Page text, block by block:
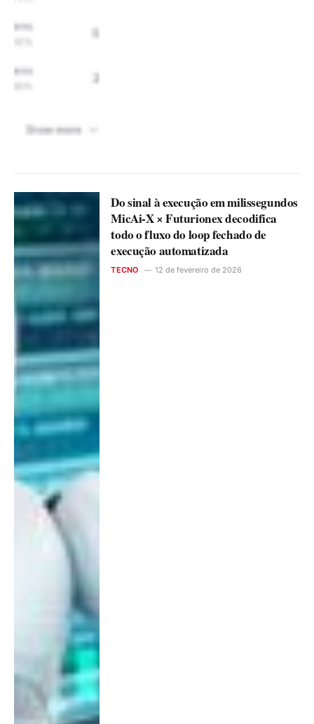
Do sinal à execução em milissegundos
MicAi-X × Futurionex decodifica
todo o fluxo do loop fechado de
execução automatizada
TECNO 12 de fevereiro de 2026